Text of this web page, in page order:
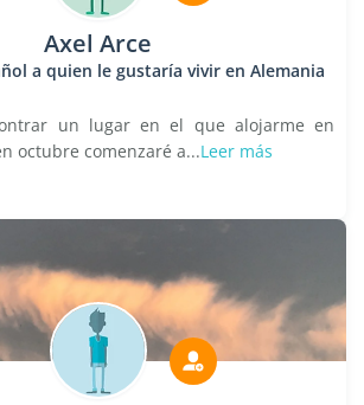
Axel Arce
a quien le gustaría vivir en Alemania
un lugar en el que alojarme en
octubre comenzaré a...Leer más